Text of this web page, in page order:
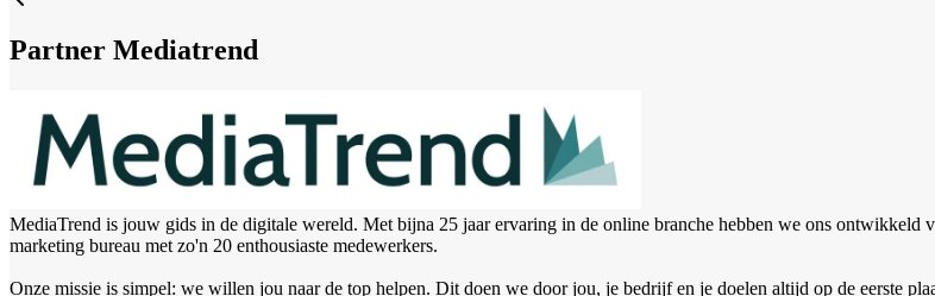
Partner Mediatrend
MediaTrend is jouw gids in de digitale wereld. Met bijna 25 jaar ervaring in de online branche hebben we ons ontwikkeld
marketing bureau met zo'n 20 enthousiaste medewerkers.
Onze missie is simpel: we willen jou naar de top helpen. Dit doen we door jou, je bedrijf en je doelen altijd op de eerste